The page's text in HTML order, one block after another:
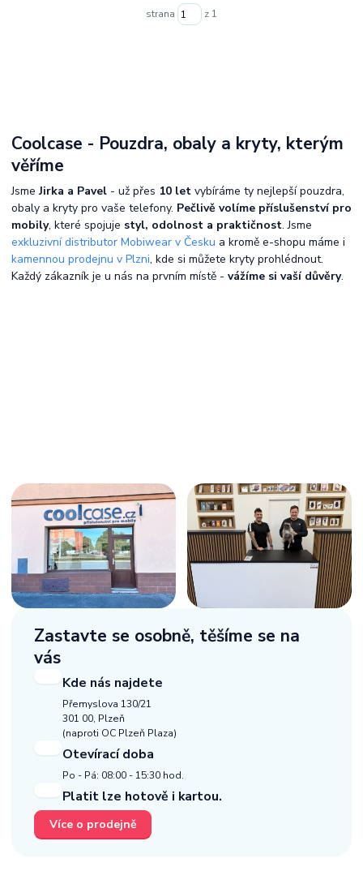
strana z 1
Coolcase - Pouzdra, obaly a kryty, kterým
věříme
JsmeJirka a Pavel - už přes 10 let vybíráme ty nejlepší pouzdra,
obaly a kryty pro vaše telefony. Pečlivě volíme příslušenství pro
mobily, které spojuje styl, odolnost a praktičnost. Jsme
exkluzivní distributor Mobiwear v Česku a kromě e-shopu máme i
kamennou prodejnu v Plzni, kde si můžete kryty prohlédnout.
Každý zákazník je u nás na prvním místě - vážíme si vaší důvěry.
Zastavte se osobně, těšíme se na
vás
Kde nás najdete
Přemyslova 130/21
301 00, Plzeň
(naproti OC Plzeň Plaza)
Otevírací doba
Po - Pá: 08:00 - 15:30 hod.
Platit lze hotově i kartou.
Více o prodejně